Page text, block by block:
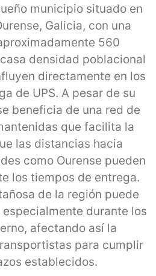
municipio situado en
Galicia, con una
560
densidad poblacional
directamente en los
de UPS. A pesar de su
beneficia de una red de
que facilita la
las distancias hacia
como Ourense pueden
los tiempos de entrega.
de la región puede
durante los
afectando así la
para cumplir
establecidos.